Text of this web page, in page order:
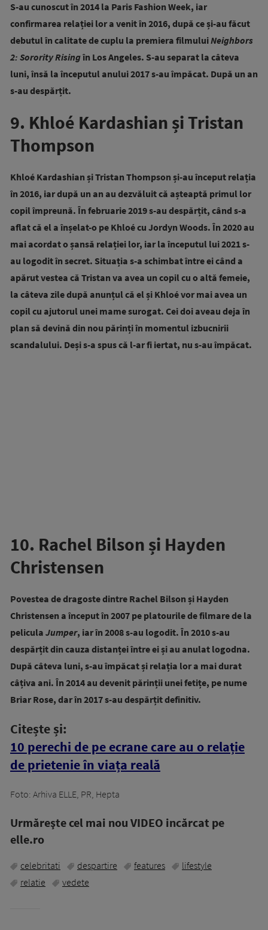
S-au cunoscut în 2014 la Paris Fashion Week, iar
confirmarea relației lor a venit în 2016, după ce și-au făcut
debutul în calitate de cuplu la premiera filmuluiNeighbors
2: Sorority Risingîn Los Angeles. S-au separat la câteva
luni, însă la începutul anului 2017 s-au împăcat. După un an
s-au despărțit.
9. Khloé Kardashian și Tristan
Thompson
Khloé Kardashian și Tristan Thompson și-au început relația
în 2016, iar după un an au dezvăluit că așteaptă primul lor
copil împreună. În februarie 2019 s-au despărțit, când s-a
aflat că el a înșelat-o pe Khloé cu Jordyn Woods. În 2020 au
mai acordat o șansă relației lor, iar la începutul lui 2021 s-
au logodit în secret. Situația s-a schimbat între ei când a
apărut vestea că Tristan va avea un copil cu o altă femeie,
la câteva zile după anunțul că el și Khloé vor mai avea un
copil cu ajutorul unei mame surogat. Cei doi aveau deja în
plan să devină din nou părinți în momentul izbucnirii
scandalului. Deși s-a spus că l-ar fi iertat, nu s-au împăcat.
10. Rachel Bilson și Hayden
Christensen
Povestea de dragoste dintre Rachel Bilson și Hayden
Christensen a început în 2007 pe platourile de filmare de la
pelicula Jumper, iar în 2008 s-au logodit. În 2010 s-au
despărțit din cauza distanței între ei și au anulat logodna.
După câteva luni, s-au împăcat și relația lor a mai durat
câțiva ani. În 2014 au devenit părinții unei fetițe, pe nume
Briar Rose, dar în 2017 s-au despărțit definitiv.
Citește și:
10 perechi de pe ecrane care au o relație
de prietenie în viața reală
Foto: Arhiva ELLE, PR, Hepta
Urmăreşte cel mai nou VIDEO incărcat pe
elle.ro
celebritati despartire features
lifestyle
relatie
vedete